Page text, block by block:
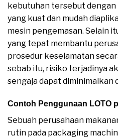
kebutuhan tersebut
yang kuat dan mudah
mesin pengemasan. Selain
yang tepat membantu
prosedur keselamatan
sebab itu, risiko terjadinya
sengaja dapat diminimalkan
Contoh Penggunaan LOTO
Sebuah perusahaan
rutin pada packaging